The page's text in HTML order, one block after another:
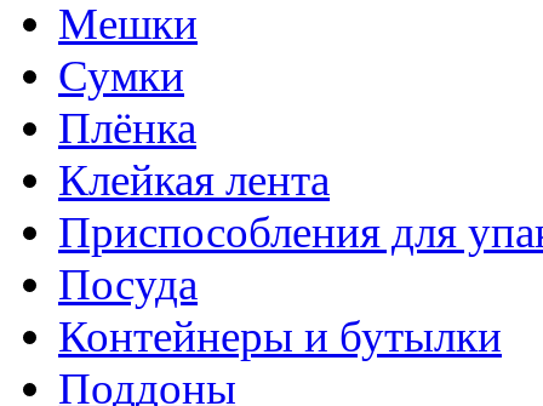
Мешки
Сумки
Плёнка
Клейкая лента
Приспособления для
Посуда
Контейнеры и бутылки
Поддоны